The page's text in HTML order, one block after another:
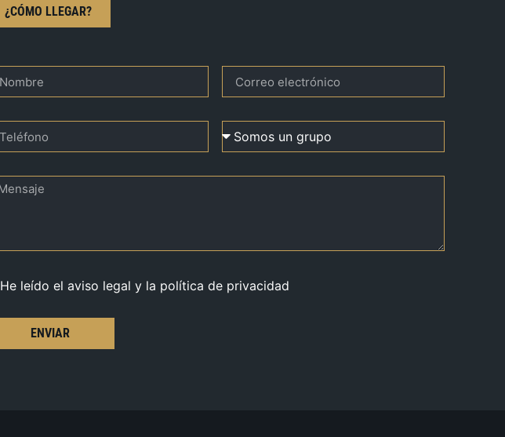
¿CÓMO LLEGAR?
He leído el aviso legal y la política de privacidad
ENVIAR